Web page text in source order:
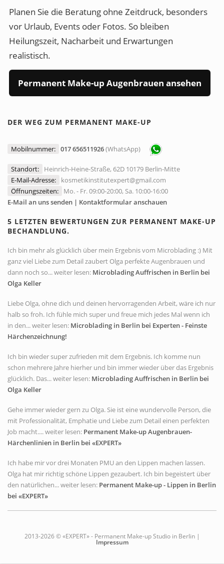
Planen Sie die Beratung ohne Zeitdruck, besonders
vor Urlaub, Events oder Fotos. So bleiben
Heilungszeit, Nacharbeit und Erwartungen
realistisch.
Permanent Make-up Augenbrauen ansehen
DER WEG ZUM PERMANENT MAKE-UP
Mobilnummer: 017 656511926(WhatsApp)
Standort:
Heinrich-Heine-Straße, 62D 10179 Berlin-Mitte
E-Mail-Adresse:
kosmetikinstitutexpert@gmail.com
Öffnungszeiten:
Mo. - Fr. 09:00-20:00, Sa. 10:00-16:00
E-Mail an uns senden | Kontaktformular anschauen
5 LETZTEN BEWERTUNGEN ZUR PERMANENT MAKE-UP
BECHANDLUNG.
Ich bin mehr als glücklich über mein Ergebnis vom Microblading :) Mit
ganz viel Liebe zum Detail zaubert Olga perfekte Augenbrauen und
dann noch so... weiter lesen: Microblading Auffrischen in Berlin bei
Olga Keller
Liebe Olga, ohne dich und deinen hervorragenden Arbeit, wäre ich nur
halb so froh. Ich fühle mich super und freue mich jedes Mal wenn ich
in den... weiter lesen: Microblading in Berlin bei Experten - Feinste
Härchenzeichnung!
Ich bin wieder super zufrieden mit dem Ergebnis. Ich komme nun
schon mehrere Jahre hierher und bin immer wieder über das Ergebnis
glücklich. Das... weiter lesen: Microblading Auffrischen in Berlin bei
Olga Keller
Gehe immer wieder gern zu Olga. Sie ist eine wundervolle Person, die
mit Professionalität, Emphatie und Liebe zum Detail einen perfekten
Job macht.... weiter lesen: Permanent Make-up Augenbrauen-
Härchenlinien in Berlin bei «EXPERT»
Ich habe mir vor drei Monaten PMU an den Lippen machen lassen.
Olga hat mir richtig schöne Lippen gezaubert. Ich bin begeistert über
den natürlichen... weiter lesen: Permanent Make-up - Lippen in Berlin
bei «EXPERT»
2013-2026 © «EXPERT» - Permanent Make-up Studio in Berlin |
Impressum